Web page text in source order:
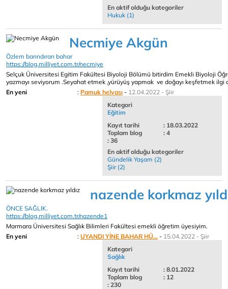
En aktif olduğu kategoriler
Hukuk (1)
Necmiye Akgün
Özlem barındıran bahar
https://blog.milliyet.com.tr/necmiye
Selçuk Üniversitesi Egitim Fakültesi Biyoloji Bölümü bitirdim Emekli Biyoloji
yazmayı seviyorum .Seyahat etmek ,yürüyüş yapmak ve doğayı keşfetmek ilgi
En yeni
: Pamuk helvası - 12.04.2022 - Şiir
Kategori
Eğitim
Kayıt tarihi
: 18.03.2022
Toplam blog
: 4
: 36
En aktif olduğu kategoriler
Gündelik Yaşam (2)
Şiir (2)
nazende korkmaz
ÖNCE SAĞLIK.
https://blog.milliyet.com.tr/nazende1
Marmara Üniversitesi Sağlık Bilimleri Fakültesi emekli öğretim üyesiyim.
En yeni
: UYANDI YİNE BAHAR HÜ... - 15.04.2022 - Şiir
Kategori
Sağlık
Kayıt tarihi
: 8.01.2022
Toplam blog
: 12
: 230